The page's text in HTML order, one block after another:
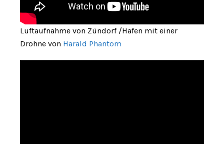
Luftaufnahme von Zündorf /Hafen mit einer
Drohne von Harald Phantom